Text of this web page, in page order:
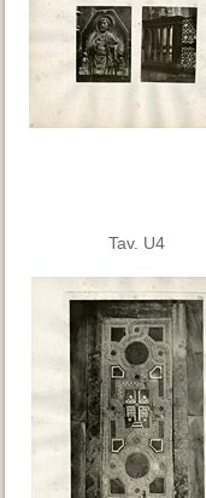
Tav. U4